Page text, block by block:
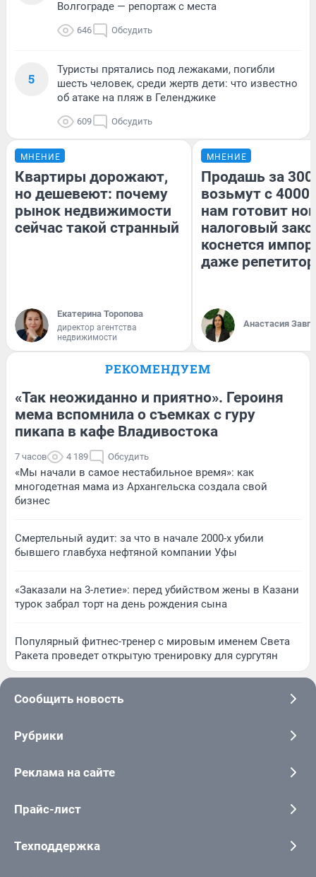
Волгограде — репортаж с места
646 Обсудить
5
Туристы прятались под лежаками, погибли
шесть человек, среди жертв дети: что известно
об атаке на пляж в Геленджике
609 Обсудить
МНЕНИЕ
Квартиры дорожают,
но дешевеют: почему
рынок недвижимости
сейчас такой странный
Екатерина Торопова
директор агентства
недвижимости
МНЕНИЕ
Продашь за
возьмут с
нам готовит
налоговый
коснется
даже
Анастасия
РЕКОМЕНДУЕМ
«Так неожиданно и приятно». Героиня
мема вспомнила о съемках с гуру
пикапа в кафе Владивостока
7 часов 4 189 Обсудить
«Мы начали в самое нестабильное время»: как
многодетная мама из Архангельска создала свой
бизнес
Смертельный аудит: за что в начале 2000-х убили
бывшего главбуха нефтяной компании Уфы
«Заказали на 3-летие»: перед убийством жены в Казани
турок забрал торт на день рождения сына
Популярный фитнес-тренер с мировым именем Света
Ракета проведет открытую тренировку для сургутян
Сообщить новость
Рубрики
Реклама на сайте
Прайс-лист
Техподдержка